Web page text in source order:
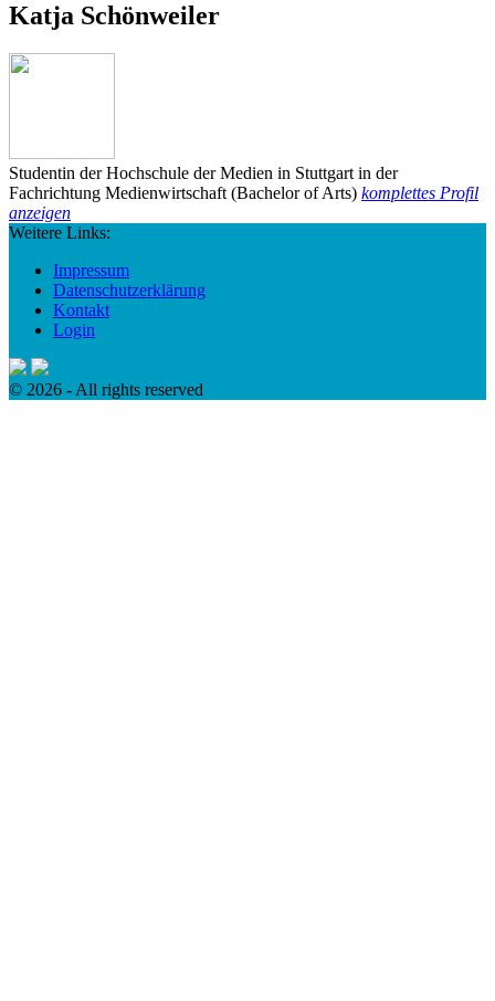
Katja Schönweiler
Studentin der Hochschule der Medien in Stuttgart in der
Fachrichtung Medienwirtschaft (Bachelor of Arts) komplettes Profil
anzeigen
Weitere Links:
Impressum
Datenschutzerklärung
Kontakt
Login
© 2026 - All rights reserved